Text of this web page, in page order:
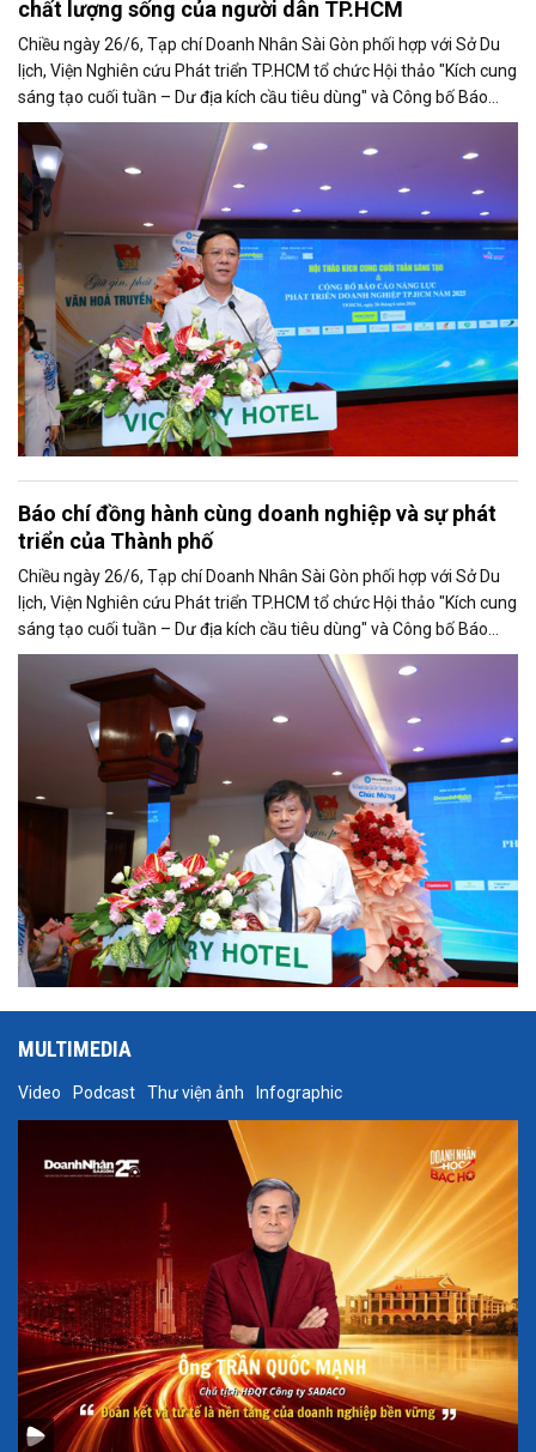
chất lượng sống của người dân TP.HCM
Chiều ngày 26/6, Tạp chí Doanh Nhân Sài Gòn phối hợp với Sở Du
lịch, Viện Nghiên cứu Phát triển TP.HCM tổ chức Hội thảo "Kích cung
sáng tạo cuối tuần – Dư địa kích cầu tiêu dùng" và Công bố Báo
cáo năng lực phát triển doanh nghiệp TP.HCM năm 2025. Trân
trọng giới thiệu phát biểu của ông Nguyễn Ngọc Hồi - Phó Giám đốc
Sở Văn hoá - Thể thao TP.HCM tại Hội thảo.
Báo chí đồng hành cùng doanh nghiệp và sự phát
triển của Thành phố
Chiều ngày 26/6, Tạp chí Doanh Nhân Sài Gòn phối hợp với Sở Du
lịch, Viện Nghiên cứu Phát triển TP.HCM tổ chức Hội thảo "Kích cung
sáng tạo cuối tuần – Dư địa kích cầu tiêu dùng" và Công bố Báo
cáo năng lực phát triển doanh nghiệp TP.HCM năm 2025. Trân
trọng giới thiệu phát biểu của ông Trần Trọng Dũng - Phó Chủ tịch
Hội Nhà báo Việt Nam tại Hội thảo.
MULTIMEDIA
Video Podcast Thư viện ảnh Infographic